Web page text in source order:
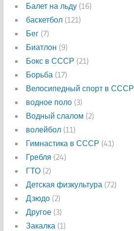
Балет на льду (16)
баскетбол (121)
Бег (7)
Биатлон (9)
Бокс в СССР (21)
Борьба (17)
Велосипедный спорт в СССР
водное поло (3)
Водный слалом (2)
волейбол (11)
Гимнастика в СССР (41)
Гребля (24)
ГТО (2)
Детская физкультура (72)
Дзюдо (2)
Другое (3)
Закалка (1)